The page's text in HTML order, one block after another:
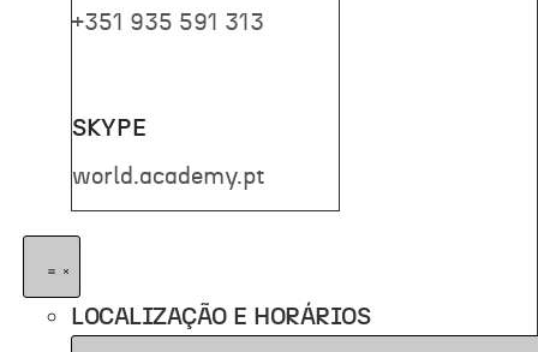
+351 935 591 313
SKYPE
world.academy.pt
LOCALIZAÇÃO E HORÁRIOS